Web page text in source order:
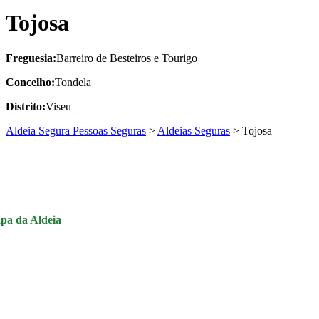
Tojosa
Freguesia:Barreiro de Besteiros e Tourigo
Concelho:Tondela
Distrito:Viseu
Aldeia Segura Pessoas Seguras > Aldeias Seguras > Tojosa
da Aldeia